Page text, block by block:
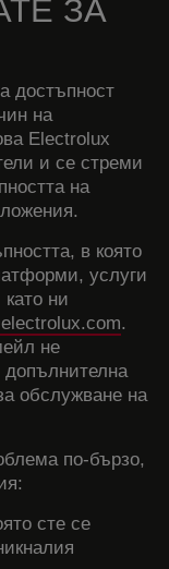
ЗА
достъпност
на
Electrolux
и се стреми
на
в която
услуги
ни
.
не
допълнителна
обслужване на
по-бързо,
сте се